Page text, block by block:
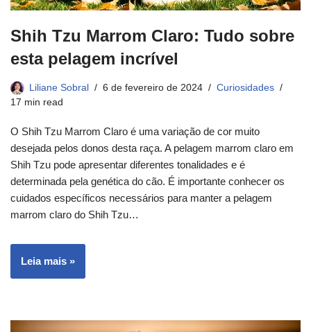
Shih Tzu Marrom Claro: Tudo sobre
esta pelagem incrível
Liliane Sobral 6 de fevereiro de 2024
Curiosidades
17 min read
O Shih Tzu Marrom Claro é uma variação de cor muito
desejada pelos donos desta raça. A pelagem marrom claro em
Shih Tzu pode apresentar diferentes tonalidades e é
determinada pela genética do cão. É importante conhecer os
cuidados específicos necessários para manter a pelagem
marrom claro do Shih Tzu…
Leia mais »